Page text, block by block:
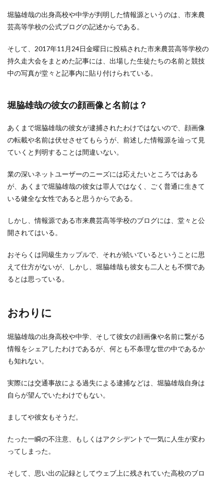
堀脇雄哉の出身高校や中学が判明した情報源というのは、市来農
芸高等学校の公式ブログの記述からである。
そして、2017年11月24日金曜日に投稿された市来農芸高等学校の
持久走大会をまとめた記事には、出場した生徒たちの名前と競技
中の写真が堂々と記事内に貼り付けられている。
堀脇雄哉の彼女の顔画像と名前は？
あくまで堀脇雄哉の彼女が逮捕されたわけではないので、顔画像
の転載や名前は伏せさせてもらうが、前述した情報源を辿って見
ていくと判明することは間違いない。
業の深いネットユーザーのニーズには応えたいところではある
が、あくまで堀脇雄哉の彼女は罪人ではなく、ごく普通に生きて
いる健全な女性であると思うからである。
しかし、情報源である市来農芸高等学校のブログには、堂々と公
開されてはいる。
おそらくは同級生カップルで、それが続いているということに思
えて仕方がないが、しかし、堀脇雄哉も彼女も二人とも不憫であ
るとは思っている。
おわりに
堀脇雄哉の出身高校や中学、そして彼女の顔画像や名前に繋がる
情報をシェアしたわけであるが、何とも不条理な世の中であるか
も知れない。
実際には交通事故による過失による逮捕などは、堀脇雄哉自身は
自らが望んでいたわけでもない。
ましてや彼女もそうだ。
たった一瞬の不注意、もしくはアクシデントで一気に人生が変わ
ってしまった。
そして、思い出の記録としてウェブ上に残されていた高校のブロ